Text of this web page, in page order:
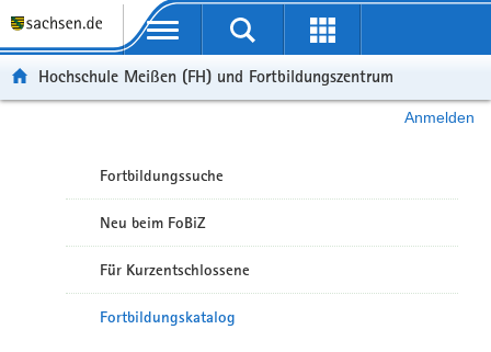
Portalübergreifende Navigation
Hochschule Meißen (FH) und Fortbildungszentrum
Anmelden
Fortbildungssuche
Neu beim FoBiZ
Für Kurzentschlossene
Fortbildungskatalog